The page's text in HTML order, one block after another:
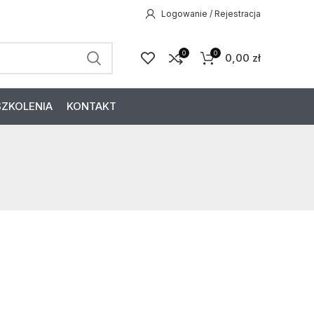
Logowanie / Rejestracja
0 0 0,00 zł
KONTAKT